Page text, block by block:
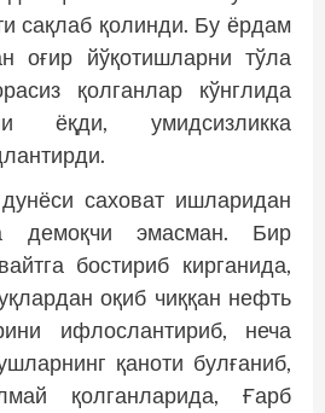
сақлаб қолинди. Бу ёрдам
оғир йўқотишларни тўла
қолганлар кўнглида
ёқди, умидсизликка
саховат ишларидан
демоқчи эмасман. Бир
бостириб кирганида,
оқиб чиққан нефть
ифлослантириб, неча
қаноти булғаниб,
қолганларида, Ғарб